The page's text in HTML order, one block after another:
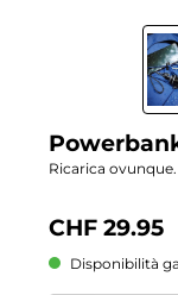
Salta la galleria di
Ricarica
CHF 29.95
Disponibilità